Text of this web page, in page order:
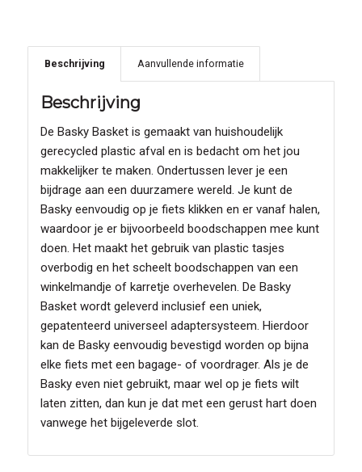
Beschrijving Aanvullende informatie
Beschrijving
De Basky Basket is gemaakt van huishoudelijk
gerecycled plastic afval en is bedacht om het jou
makkelijker te maken. Ondertussen lever je een
bijdrage aan een duurzamere wereld. Je kunt de
Basky eenvoudig op je fiets klikken en er vanaf halen,
waardoor je er bijvoorbeeld boodschappen mee kunt
doen. Het maakt het gebruik van plastic tasjes
overbodig en het scheelt boodschappen van een
winkelmandje of karretje overhevelen. De Basky
Basket wordt geleverd inclusief een uniek,
gepatenteerd universeel adaptersysteem. Hierdoor
kan de Basky eenvoudig bevestigd worden op bijna
elke fiets met een bagage- of voordrager. Als je de
Basky even niet gebruikt, maar wel op je fiets wilt
laten zitten, dan kun je dat met een gerust hart doen
vanwege het bijgeleverde slot.